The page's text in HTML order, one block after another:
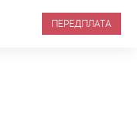
ПЕРЕДПЛАТА